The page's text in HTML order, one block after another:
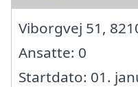
Viborgvej 51,
Ansatte: 0
Startdato: 01.